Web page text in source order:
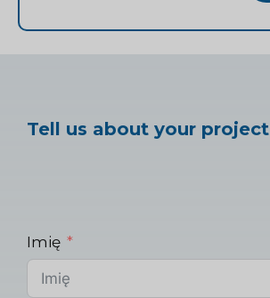
Tell us about your project
Imię